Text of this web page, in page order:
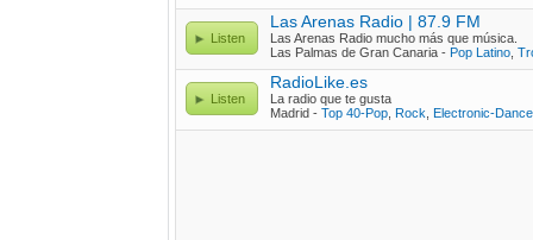
Listen
Las Arenas Radio | 87.9 FM
Las Arenas Radio mucho más que música.
Las Palmas de Gran Canaria - Pop Latino
Listen
RadioLike.es
La radio que te gusta
Madrid - Top 40-Pop Rock Electronic-Dance